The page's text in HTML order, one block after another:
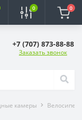
0 0
+7 (707) 873-88-88
Заказать звонок
камеры